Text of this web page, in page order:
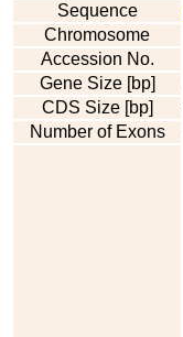
Sequence
Chromosome
Accession No.
Gene Size [bp]
CDS Size [bp]
Number of Exons